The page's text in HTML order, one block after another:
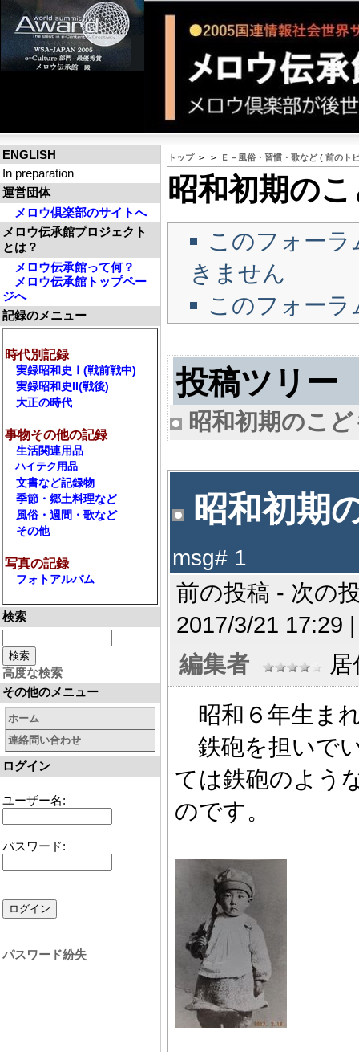
ENGLISH
In preparation
運営団体
メロウ倶楽部のサイトへ
メロウ伝承館プロジェクト
とは？
メロウ伝承館って何？
メロウ伝承館トップペー
ジへ
記録のメニュー
時代別記録
実録昭和史Ⅰ(戦前戦中)
実録昭和史II(戦後)
大正の時代
事物その他の記録
生活関連用品
ハイテク用品
文書など記録物
季節・郷土料理など
風俗・週間・歌など
その他
写真の記録
フォトアルバム
検索
高度な検索
その他のメニュー
ホーム
連絡問い合わせ
ログイン
ユーザー名:
パスワード:
パスワード紛失
トップ> > Ｅ－風俗・習慣・歌など( 前のト
昭和初期の
このフォー
きません
このフォー
投稿ツリー
昭和初期のこ
昭和初期
msg# 1
前の投稿 - 次の
2017/3/21 17:29
編集者
昭和６年生ま
鉄砲を担いで
ては鉄砲のよう
のです。